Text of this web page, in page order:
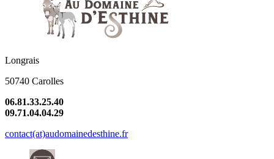
Longrais
50740 Carolles
06.81.33.25.40
09.71.04.04.29
contact(at)audomainedesthine.fr